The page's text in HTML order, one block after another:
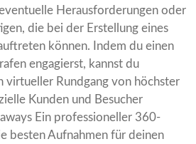
Herausforderungen oder
die bei der Erstellung eines
können. Indem du einen
engagierst, kannst du
virtueller Rundgang von höchster
Kunden und Besucher
Ein professioneller 360-
besten Aufnahmen für deinen